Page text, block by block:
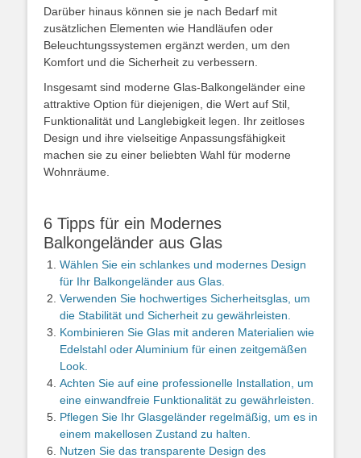
Darüber hinaus können sie je nach Bedarf mit
zusätzlichen Elementen wie Handläufen oder
Beleuchtungssystemen ergänzt werden, um den
Komfort und die Sicherheit zu verbessern.
Insgesamt sind moderne Glas-Balkongeländer eine
attraktive Option für diejenigen, die Wert auf Stil,
Funktionalität und Langlebigkeit legen. Ihr zeitloses
Design und ihre vielseitige Anpassungsfähigkeit
machen sie zu einer beliebten Wahl für moderne
Wohnräume.
6 Tipps für ein Modernes
Balkongeländer aus Glas
Wählen Sie ein schlankes und modernes Design
für Ihr Balkongeländer aus Glas.
Verwenden Sie hochwertiges Sicherheitsglas, um
die Stabilität und Sicherheit zu gewährleisten.
Kombinieren Sie Glas mit anderen Materialien wie
Edelstahl oder Aluminium für einen zeitgemäßen
Look.
Achten Sie auf eine professionelle Installation, um
eine einwandfreie Funktionalität zu gewährleisten.
Pflegen Sie Ihr Glasgeländer regelmäßig, um es in
einem makellosen Zustand zu halten.
Nutzen Sie das transparente Design des